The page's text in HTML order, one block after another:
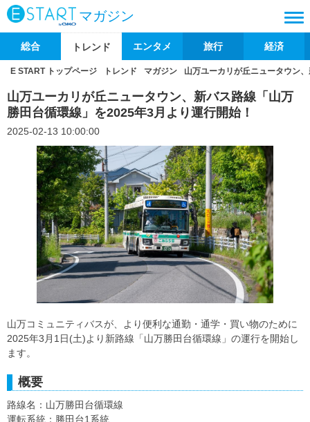
マガジン
総合 トレンド エンタメ 旅行 経済
E START トップページ トレンド マガジン 山万ユーカリが丘ニュータウン
山万ユーカリが丘ニュータウン、新バス路線「山万
勝田台循環線」を2025年3月より運行開始！
2025-02-13 10:00:00
山万コミュニティバスが、より便利な通勤・通学・買い物のために
2025年3月1日(土)より新路線「山万勝田台循環線」の運行を開始し
ます。
概要
路線名：山万勝田台循環線
運転系統：勝田台1系統